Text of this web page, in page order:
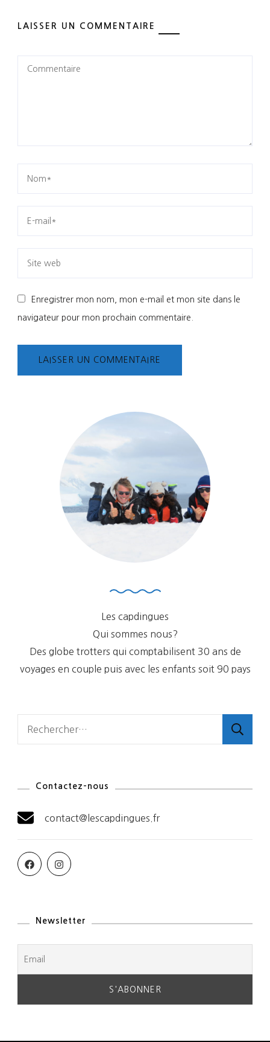
LAISSER UN COMMENTAIRE
Enregistrer mon nom, mon e-mail et mon site dans le
navigateur pour mon prochain commentaire.
Les capdingues
Qui sommes nous?
Des globe trotters qui comptabilisent 30 ans de
voyages en couple puis avec les enfants soit 90 pays
Contactez-nous
contact@lescapdingues.fr
Newsletter